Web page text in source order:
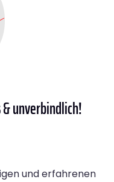
unverbindlich!
und erfahrenen